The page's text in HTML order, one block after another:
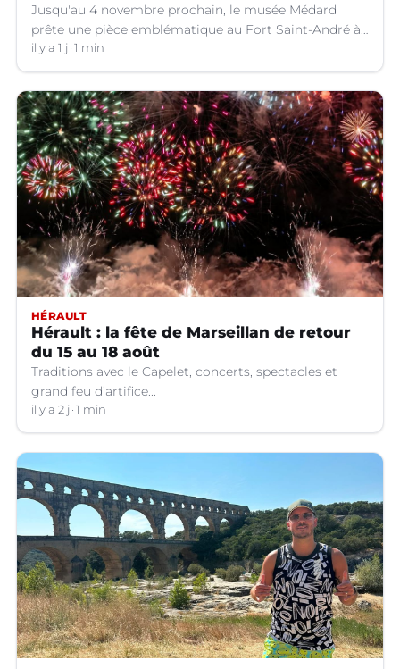
Jusqu'au 4 novembre prochain, le musée Médard
prête une pièce emblématique au Fort Saint-André à
Villeneuve-lez-Avignon (Gard).
il y a 1 j 1 min
HÉRAULT
Hérault : la fête de Marseillan de retour
du 15 au 18 août
Traditions avec le Capelet, concerts, spectacles et
grand feu d’artifice...
il y a 2 j 1 min